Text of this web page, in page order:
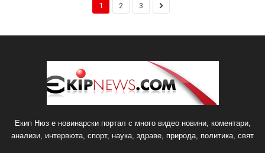
1 2 3
Екип Нюз е новинарски портал с много видео новини, коментари,
анализи, интервюта, спорт, наука, здраве, природа, политика, свят